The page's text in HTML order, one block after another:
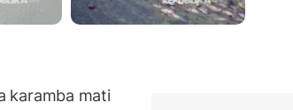
karamba mati